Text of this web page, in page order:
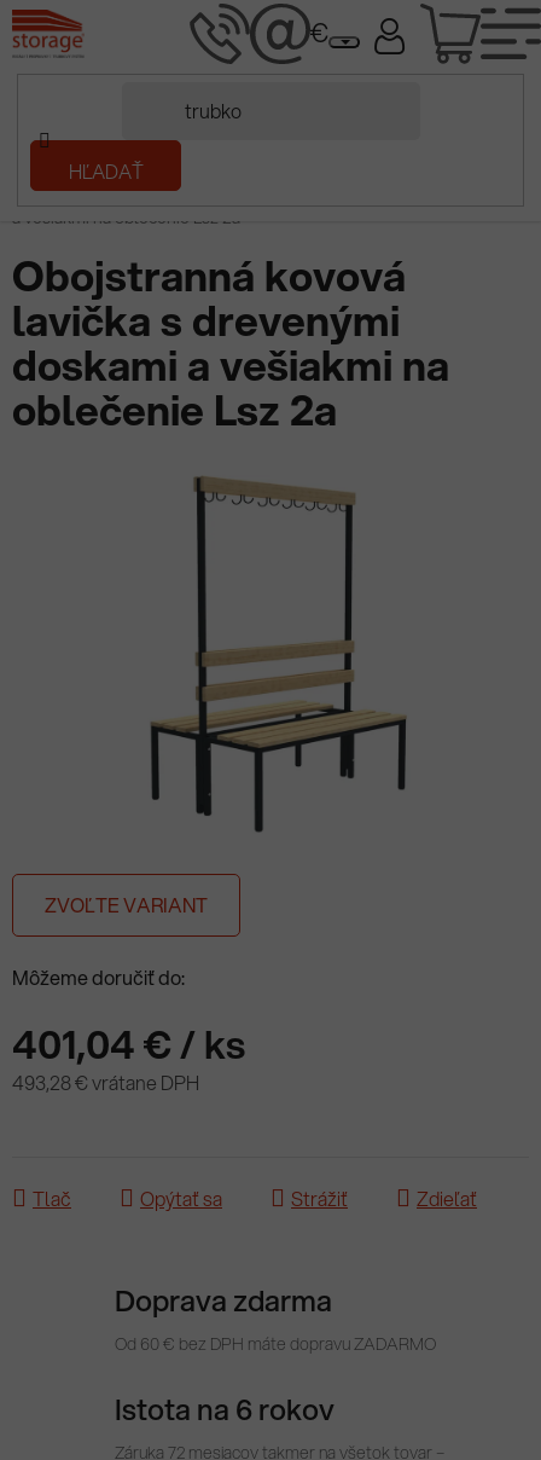
Prejsť
na
obsah
HĽADAŤ
Domov
Kovový nábytok
doplnky do šatne/Obojstranná kovová lavička s drevenými doskami
a vešiakmi na oblečenie Lsz 2a
ZVOĽTE VARIANT
Môžeme doručiť do:
401,04 €/ ks
493,28 € vrátane DPH
Tlač Opýtať sa Strážiť Zdieľať
Obojstranná kovová
lavička s drevenými
doskami a vešiakmi na
oblečenie Lsz 2a
Doprava zdarma
Od 60 € bez DPH máte dopravu ZADARMO
Istota na 6 rokov
Záruka 72 mesiacov takmer na všetok tovar –